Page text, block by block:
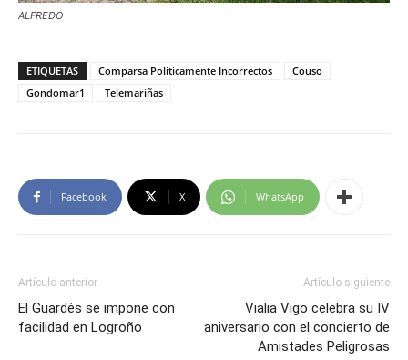
ALFREDO
ETIQUETAS Comparsa Políticamente Incorrectos
Couso
Gondomar1
Telemariñas
Facebook X WhatsApp
Artículo anterior
El Guardés se impone con
facilidad en Logroño
Artículo siguiente
Vialia Vigo celebra su IV
aniversario con el concierto de
Amistades Peligrosas